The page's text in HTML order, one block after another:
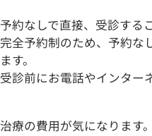
予約なしで直接、受診する
完全予約制のため、予約な
ます。
受診前にお電話やインター
治療の費用が気になります